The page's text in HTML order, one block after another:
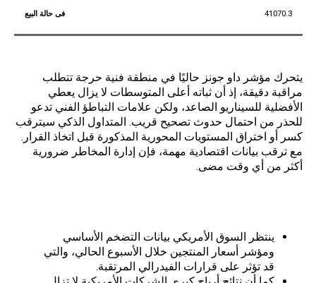
41070.3
يتحرك مؤشر داو جونز حاليًا في منطقة فنية حرجة تتطلب
مراقبة دقيقة، إذ أن ثباته أعلى المتوسطات لا يزال يعطي
الأفضلية للسيناريو الصاعد، ولكن علامات التباطؤ الفني تدعو
للحذر من احتمال حدوث تصحيح قريب. المتداول الذكي سيترقب
كسر أو اختراق المستويات المحورية المذكورة قبل اتخاذ القرار.
مع ترقب بيانات اقتصادية مهمة، فإن إدارة المخاطر ضرورية
أكثر من أي وقت مضى.
ينتظر السوق الأمريكي بيانات التضخم الأساسي
ومؤشر أسعار المنتجين خلال الأسبوع الحالي، والتي
قد تؤثر على قرارات الفيدرالي المرتقبة.